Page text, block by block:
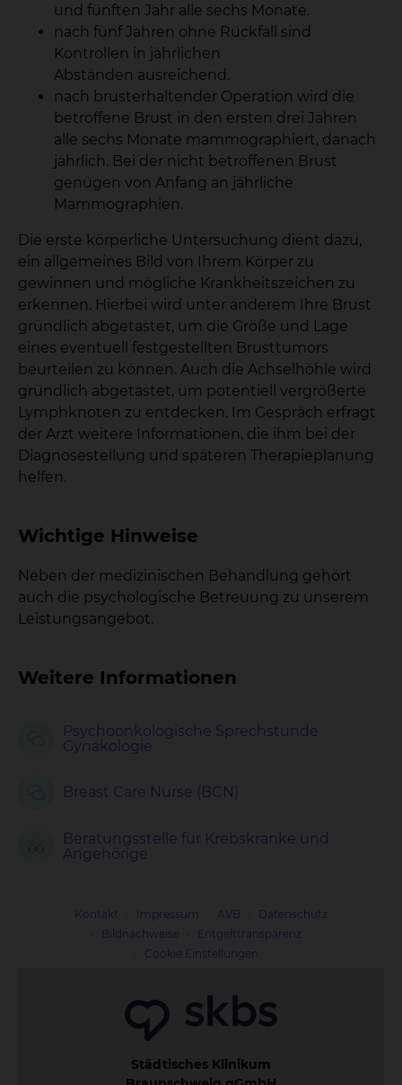
und fünften Jahr alle sechs Monate.
nach fünf Jahren ohne Rückfall sind
Kontrollen in jährlichen
Abständen ausreichend.
nach brusterhaltender Operation wird die
betroffene Brust in den ersten drei Jahren
alle sechs Monate mammographiert, danach
jährlich. Bei der nicht betroffenen Brust
genügen von Anfang an jährliche
Mammographien.
Die erste körperliche Untersuchung dient dazu,
ein allgemeines Bild von Ihrem Körper zu
gewinnen und mögliche Krankheitszeichen zu
erkennen. Hierbei wird unter anderem Ihre Brust
gründlich abgetastet, um die Größe und Lage
eines eventuell festgestellten Brusttumors
beurteilen zu können. Auch die Achselhöhle wird
gründlich abgetastet, um potentiell vergrößerte
Lymphknoten zu entdecken. Im Gespräch erfragt
der Arzt weitere Informationen, die ihm bei der
Diagnosestellung und späteren Therapieplanung
helfen.
Wichtige Hinweise
Neben der medizinischen Behandlung gehört
auch die psychologische Betreuung zu unserem
Leistungsangebot.
Weitere Informationen
Psychoonkologische Sprechstunde
Gynäkologie
Breast Care Nurse (BCN)
Beratungsstelle für Krebskranke und
Angehörige
Kontakt Impressum AVB
Datenschutz
Bildnachweise
Entgelttransparenz
Cookie Einstellungen
Städtisches Klinikum